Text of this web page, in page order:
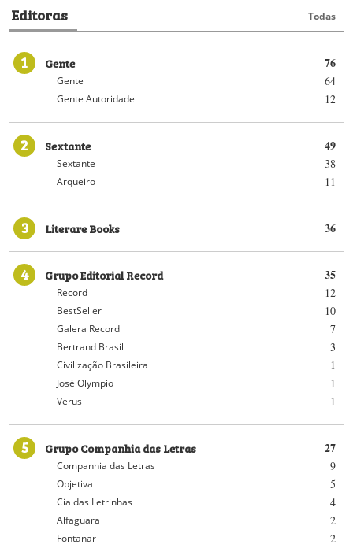
Editoras Todas
1 76
Gente
64
Gente
12
Gente Autoridade
2 49
Sextante
38
Sextante
11
Arqueiro
3 36
Literare Books
4 35
Grupo Editorial Record
12
Record
10
BestSeller
7
Galera Record
3
Bertrand Brasil
1
Civilização Brasileira
1
José Olympio
1
Verus
5 27
Grupo Companhia das Letras
9
Companhia das Letras
5
Objetiva
4
Cia das Letrinhas
2
Alfaguara
2
Fontanar